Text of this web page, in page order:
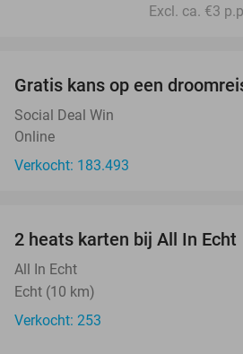
Excl. ca. €3
Gratis kans op een
Social Deal Win
Online
Verkocht: 183.493
2 heats karten bij All In Echt
All In Echt
Echt (10 km)
Verkocht: 253